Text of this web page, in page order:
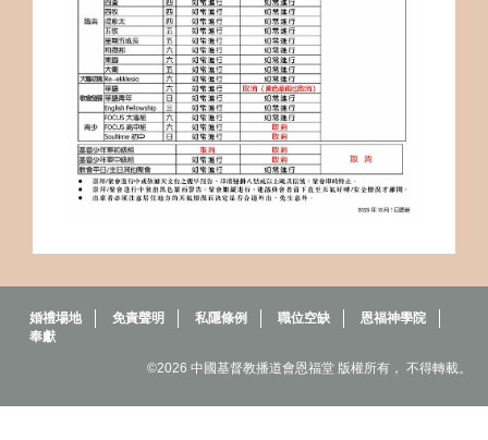
婚禮場地 免責聲明 私隱條例 職位空缺
恩福神學院
奉獻
©2026 中國基督教播道會恩福堂 版權所有， 不得轉載。